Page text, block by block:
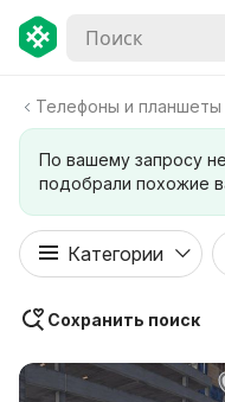
Телефоны и планшеты
По вашему запросу
подобрали похожие
Категории
Сохранить поиск